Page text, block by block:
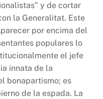
y de cortar
la Generalitat. Este
por encima del
populares lo
el jefe
innata de la
bonapartismo; es
de la espada. La